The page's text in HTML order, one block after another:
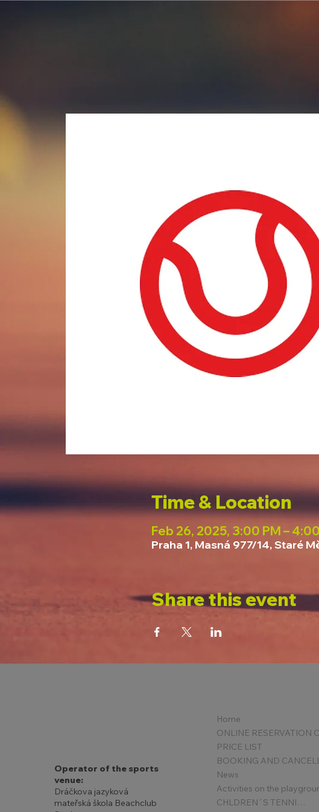
Time & Location
Feb 26, 2025, 3:00 PM –
Praha 1, Masná 977/14, Staré
Share this event
Operator of the sports
venue:
Dráčkova jazyková
mateřská škola Beachclub
Home
PRICE LIST
News
Activities on the
CHLDREN´S TENNIS SCHOOL - SIGNPOST